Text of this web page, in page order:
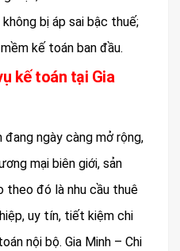
bị áp sai bậc thuế;
kế toán ban đầu.
kế toán tại Gia
đang ngày càng mở rộng,
mại biên giới, sản
theo đó là nhu cầu thuê
uy tín, tiết kiệm chi
nội bộ. Gia Minh – Chi